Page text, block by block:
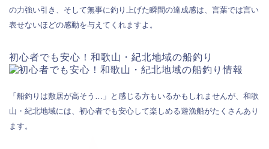
の力強い引き、そして無事に釣り上げた瞬間の達成感は、言葉では言い
表せないほどの感動を与えてくれますよ。
初心者でも安心！和歌山・紀北地域の船釣り
「船釣りは敷居が高そう…」と感じる方もいるかもしれませんが、和歌
山・紀北地域には、初心者でも安心して楽しめる遊漁船がたくさんあり
ます。